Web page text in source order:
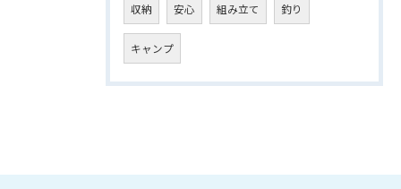
収納 安心 組み立て 釣り
キャンプ